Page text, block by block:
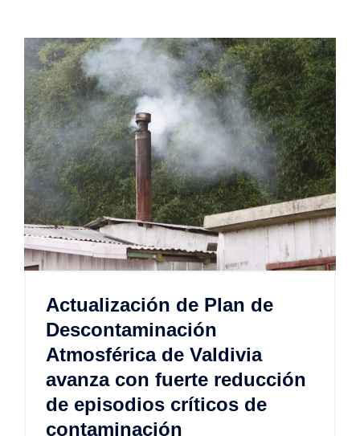
Actualización de Plan de
Descontaminación
Atmosférica de Valdivia
avanza con fuerte reducción
de episodios críticos de
contaminación